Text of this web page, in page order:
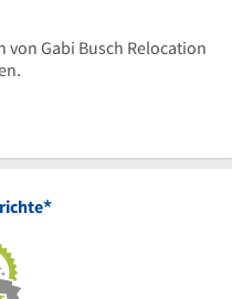
Gabi Busch Relocation
*